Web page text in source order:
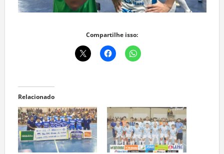
Compartilhe isso:
Relacionado